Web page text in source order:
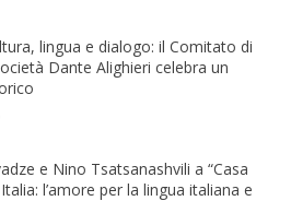
lingua e dialogo: il Comitato di
Dante Alighieri celebra un
e Nino Tsatsanashvili a “Casa
l’amore per la lingua italiana e